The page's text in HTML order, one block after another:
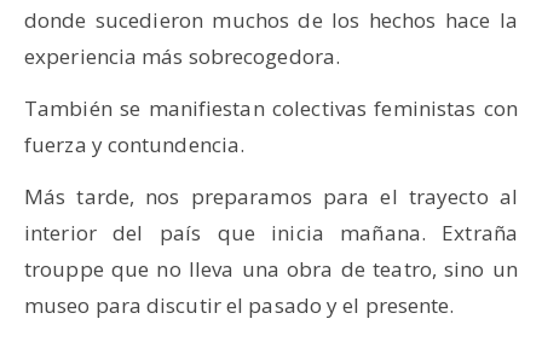
donde sucedieron muchos de los hechos hace la
experiencia más sobrecogedora.
También se manifiestan colectivas feministas con
fuerza y contundencia.
Más tarde, nos preparamos para el trayecto al
interior del país que inicia mañana. Extraña
trouppe que no lleva una obra de teatro, sino un
museo para discutir el pasado y el presente.